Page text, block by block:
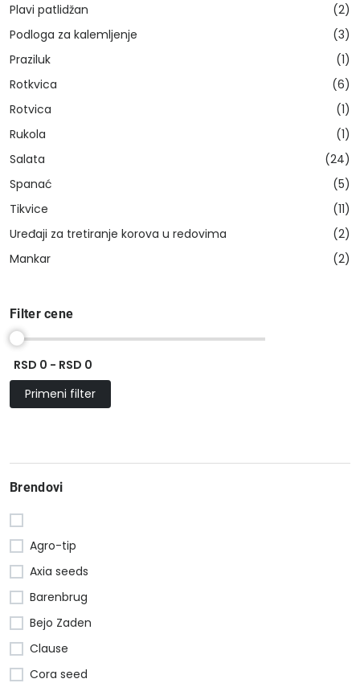
Plavi patlidžan
(2)
Podloga za kalemljenje
(3)
Praziluk
(1)
Rotkvica
(6)
Rotvica
(1)
Rukola
(1)
Salata
(24)
Spanać
(5)
Tikvice
(11)
Uređaji za tretiranje korova u redovima
(2)
Mankar
(2)
Filter cene
RSD 0 - RSD 0
Primeni filter
Brendovi
Agro-tip
Axia seeds
Barenbrug
Bejo Zaden
Clause
Cora seed